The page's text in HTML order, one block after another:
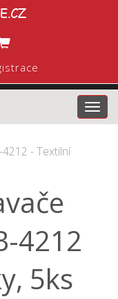
4212 - Textilní
4212
5ks